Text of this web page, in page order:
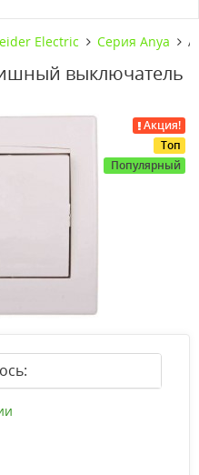
Electric Серия Anya
выключатель
Акция!
Топ
Популярный